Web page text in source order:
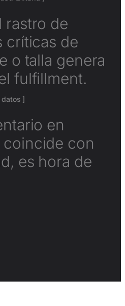
rastro de
críticas de
o talla
en el
en
coincide con
es hora de